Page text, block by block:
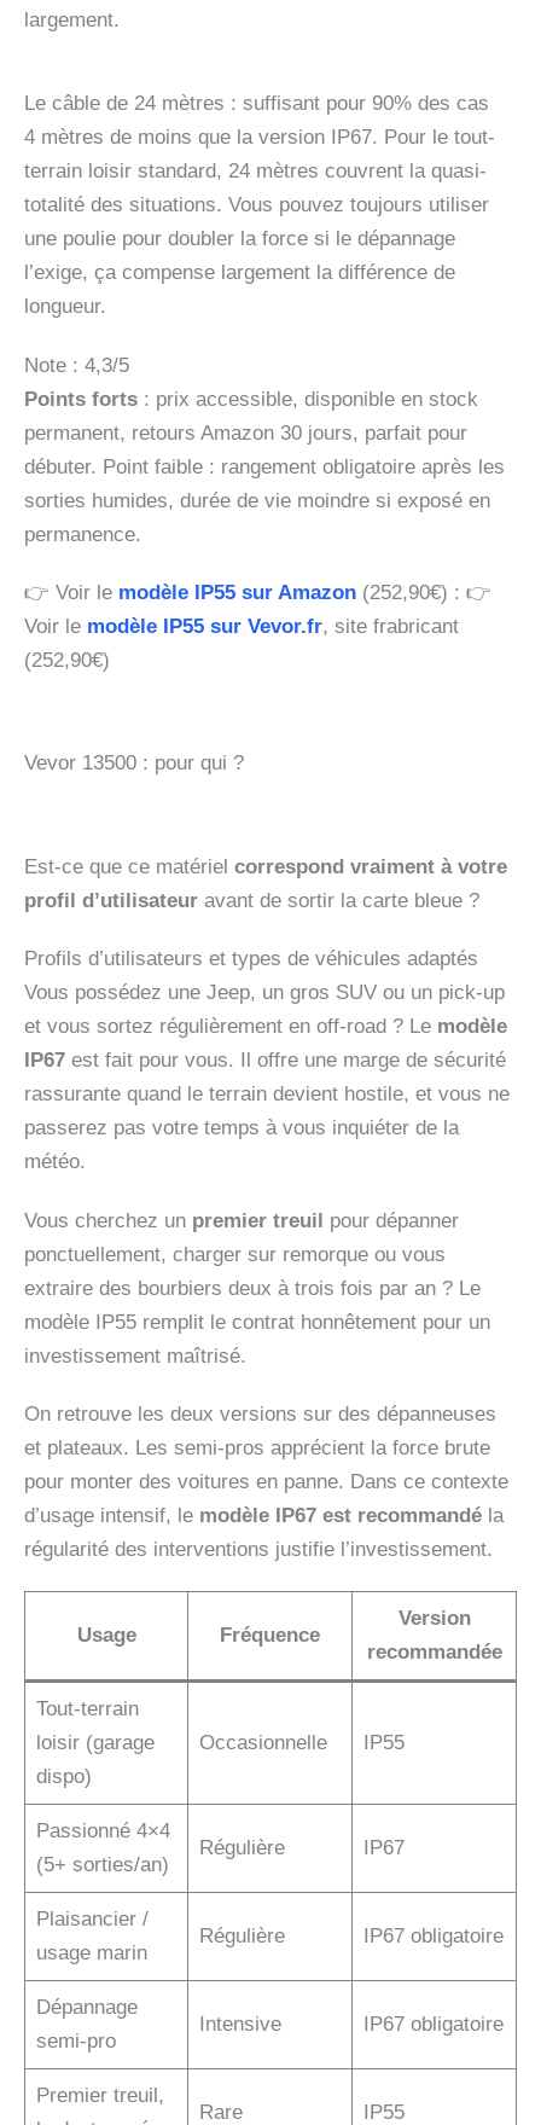
largement.
Le câble de 24 mètres : suffisant pour 90% des cas
4 mètres de moins que la version IP67. Pour le tout-
terrain loisir standard, 24 mètres couvrent la quasi-
totalité des situations. Vous pouvez toujours utiliser
une poulie pour doubler la force si le dépannage
l’exige, ça compense largement la différence de
longueur.
Note : 4,3/5
Points forts : prix accessible, disponible en stock
permanent, retours Amazon 30 jours, parfait pour
débuter. Point faible : rangement obligatoire après les
sorties humides, durée de vie moindre si exposé en
permanence.
👉 Voir le modèle IP55 sur Amazon (252,90€) : 👉
Voir le modèle IP55 sur Vevor.fr, site frabricant
(252,90€)
Vevor 13500 : pour qui ?
Est-ce que ce matériel correspond vraiment à votre
profil d’utilisateur avant de sortir la carte bleue ?
Profils d’utilisateurs et types de véhicules adaptés
Vous possédez une Jeep, un gros SUV ou un pick-up
et vous sortez régulièrement en off-road ? Le modèle
IP67 est fait pour vous. Il offre une marge de sécurité
rassurante quand le terrain devient hostile, et vous ne
passerez pas votre temps à vous inquiéter de la
météo.
Vous cherchez un premier treuil pour dépanner
ponctuellement, charger sur remorque ou vous
extraire des bourbiers deux à trois fois par an ? Le
modèle IP55 remplit le contrat honnêtement pour un
investissement maîtrisé.
On retrouve les deux versions sur des dépanneuses
et plateaux. Les semi-pros apprécient la force brute
pour monter des voitures en panne. Dans ce contexte
d’usage intensif, le modèle IP67 est recommandé la
régularité des interventions justifie l’investissement.
Usage Fréquence
Version
recommandée
Tout-terrain
loisir (garage
dispo)
Occasionnelle IP55
Passionné 4×4
(5+ sorties/an)
Régulière IP67
Plaisancier /
usage marin
Régulière IP67 obligatoire
Dépannage
semi-pro
Intensive IP67 obligatoire
Premier treuil,
Rare IP55